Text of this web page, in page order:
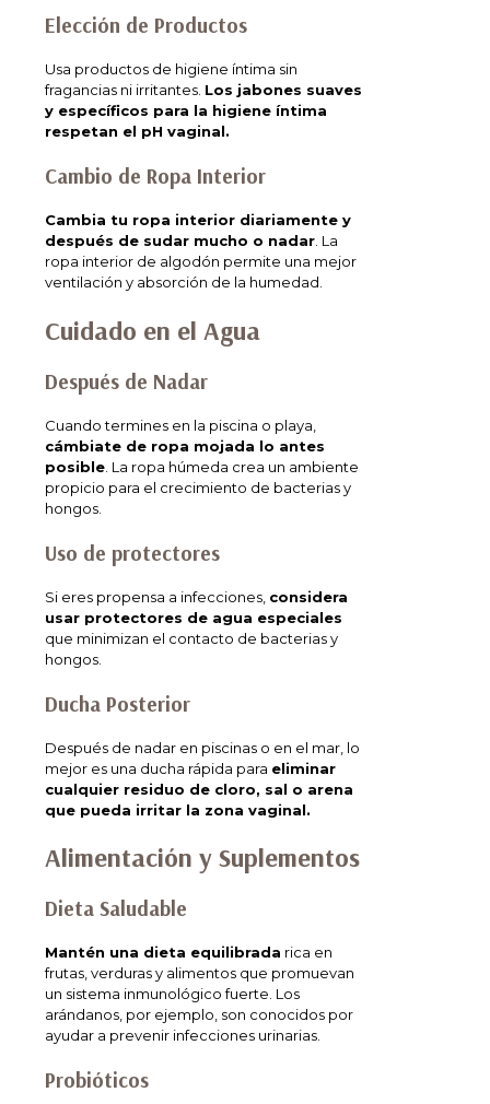
Elección de Productos
Usa productos de higiene íntima sin
fragancias ni irritantes. Los jabones suaves
y específicos para la higiene íntima
respetan el pH vaginal.
Cambio de Ropa Interior
Cambia tu ropa interior diariamente y
después de sudar mucho o nadar . La
ropa interior de algodón permite una mejor
ventilación y absorción de la humedad.
Cuidado en el Agua
Después de Nadar
Cuando termines en la piscina o playa,
cámbiate de ropa mojada lo antes
posible . La ropa húmeda crea un ambiente
propicio para el crecimiento de bacterias y
hongos.
Uso de protectores
Si eres propensa a infecciones, considera
usar protectores de agua especiales
que minimizan el contacto de bacterias y
hongos.
Ducha Posterior
Después de nadar en piscinas o en el mar, lo
mejor es una ducha rápida para eliminar
cualquier residuo de cloro, sal o arena
que pueda irritar la zona vaginal.
Alimentación y Suplementos
Dieta Saludable
Mantén una dieta equilibrada rica en
frutas, verduras y alimentos que promuevan
un sistema inmunológico fuerte. Los
arándanos, por ejemplo, son conocidos por
ayudar a prevenir infecciones urinarias.
Probióticos